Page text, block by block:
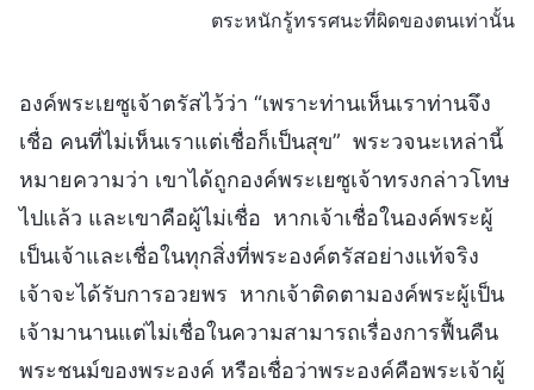
ตระหนักรู้ทรรศนะที่ผิดของตนเท่านั้น
องค์พระเยซูเจ้าตรัสไว้ว่า “เพราะท่านเห็นเราท่านจึง
เชื่อ คนที่ไม่เห็นเราแต่เชื่อก็เป็นสุข” พระวจนะเหล่านี้
หมายความว่า เขาได้ถูกองค์พระเยซูเจ้าทรงกล่าวโทษ
ไปแล้ว และเขาคือผู้ไม่เชื่อ หากเจ้าเชื่อในองค์พระผู้
เป็นเจ้าและเชื่อในทุกสิ่งที่พระองค์ตรัสอย่างแท้จริง
เจ้าจะได้รับการอวยพร หากเจ้าติดตามองค์พระผู้เป็น
เจ้ามานานแต่ไม่เชื่อในความสามารถเรื่องการฟื้นคืน
พระชนม์ของพระองค์ หรือเชื่อว่าพระองค์คือพระเจ้าผู้